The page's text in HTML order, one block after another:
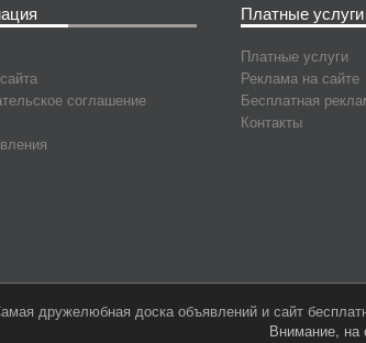
соглашение
Платные услуги
Платные услуги
Реклама на сайте
Бесплатная
Контакты
дружелюбная доска объявлений и сайт
Внимание, на